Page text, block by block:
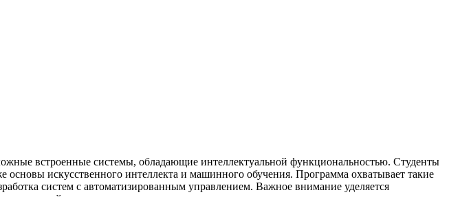
встроенные системы, обладающие интеллектуальной функциональностью. Студенты
искусственного интеллекта и машинного обучения. Программа охватывает такие
систем с автоматизированным управлением. Важное внимание уделяется